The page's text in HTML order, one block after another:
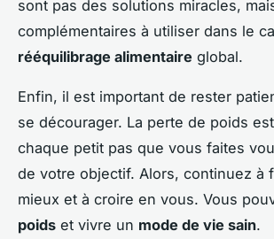
sont pas des solutions miracles,
complémentaires à utiliser dans le
rééquilibrage alimentaire global.
Enfin, il est important de rester
se décourager. La perte de poids
chaque petit pas que vous faites
de votre objectif. Alors, continuez à
mieux et à croire en vous. Vous
poids et vivre un mode de vie sain.